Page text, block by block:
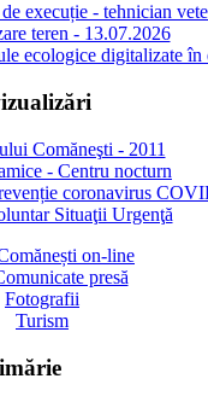
execuție - tehnician
teren - 13.07.2026
ecologice digitalizate
Comăneşti - 2011
- Centru nocturn
coronavirus
Situaţii Urgenţă
on-line
presă
Fotografii
Turism